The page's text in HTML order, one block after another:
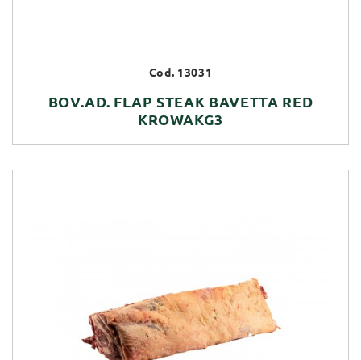
Cod. 13031
BOV.AD. FLAP STEAK BAVETTA RED
KROWAKG3